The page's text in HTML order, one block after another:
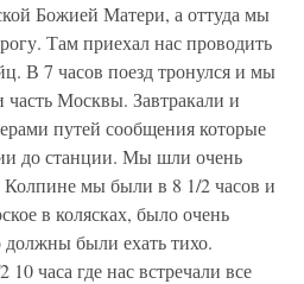
Божией Матери, а оттуда мы
Там приехал нас проводить
В 7 часов поезд тронулся и мы
часть Москвы. Завтракали и
путей сообщения которые
до станции. Мы шли очень
Колпине мы были в 8 1/2 часов и
в колясках, было очень
были ехать тихо.
часа где нас встречали все